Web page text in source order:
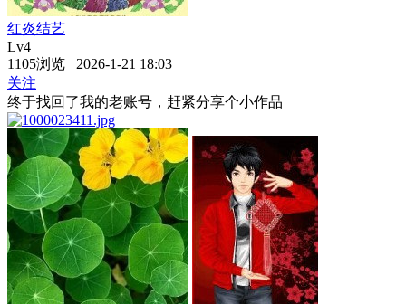
红炎结艺
Lv4
1105浏览 2026-1-21 18:03
关注
终于找回了我的老账号，赶紧分享个小作品